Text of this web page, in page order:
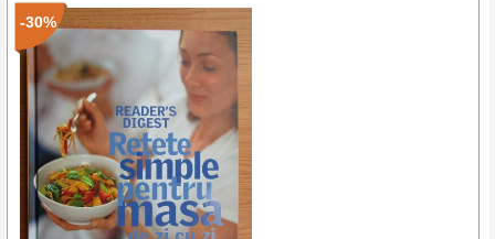
-30%